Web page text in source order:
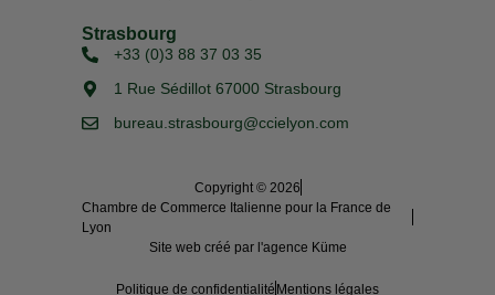
Strasbourg
+33 (0)3 88 37 03 35
1 Rue Sédillot 67000 Strasbourg
bureau.strasbourg@ccielyon.com
Copyright © 2026
Chambre de Commerce Italienne pour la France de
Lyon
Site web créé par l'agence Küme
Politique de confidentialité Mentions légales